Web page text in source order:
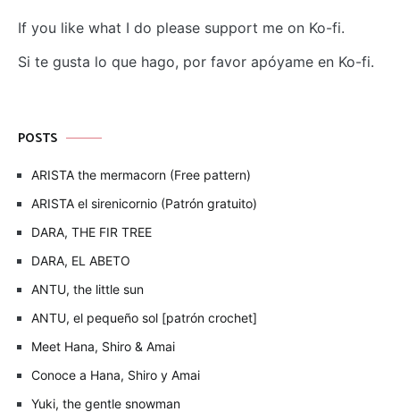
If you like what I do please support me on Ko-fi.
Si te gusta lo que hago, por favor apóyame en Ko-fi.
POSTS
ARISTA the mermacorn (Free pattern)
ARISTA el sirenicornio (Patrón gratuito)
DARA, THE FIR TREE
DARA, EL ABETO
ANTU, the little sun
ANTU, el pequeño sol [patrón crochet]
Meet Hana, Shiro & Amai
Conoce a Hana, Shiro y Amai
Yuki, the gentle snowman